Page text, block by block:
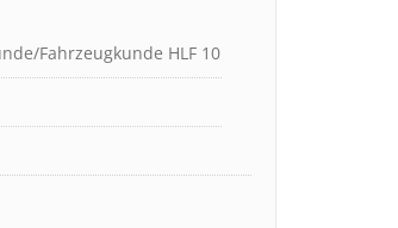
Fahrzeugkunde HLF 10